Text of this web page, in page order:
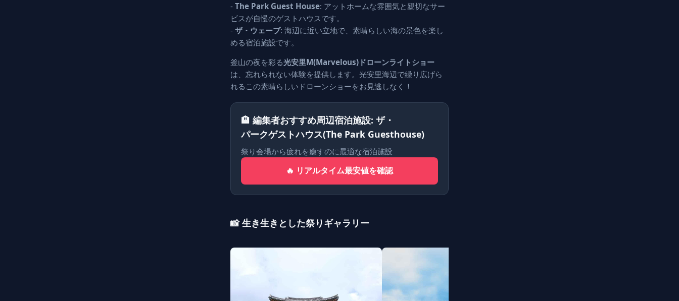
- The Park Guest House: アットホームな雰囲気と親切なサー
ビスが自慢のゲストハウスです。
- ザ・ウェーブ: 海辺に近い立地で、素晴らしい海の景色を楽し
める宿泊施設です。
釜山の夜を彩る光安里M(Marvelous)ドローンライトショー
は、忘れられない体験を提供します。光安里海辺で繰り広げら
れるこの素晴らしいドローンショーをお見逃しなく！
🏨 編集者おすすめ周辺宿泊施設: ザ・
パークゲストハウス(The Park Guesthouse)
祭り会場から疲れを癒すのに最適な宿泊施設
🔥 リアルタイム最安値を確認
📸 生き生きとした祭りギャラリー